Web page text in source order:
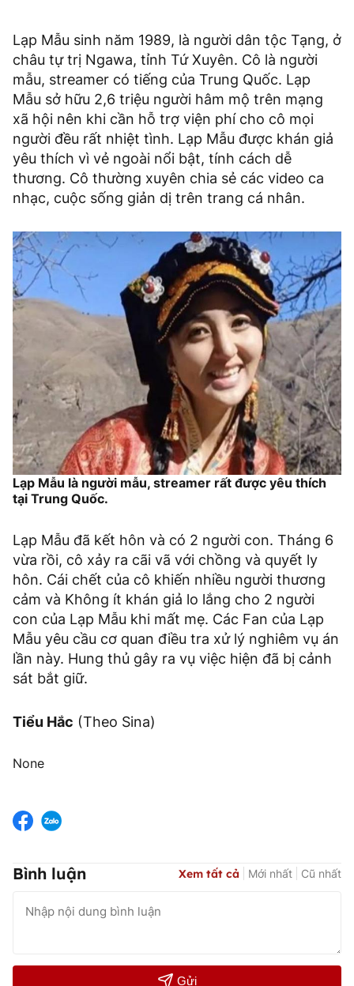
Lạp Mẫu sinh năm 1989, là người dân tộc Tạng, ở
châu tự trị Ngawa, tỉnh Tứ Xuyên. Cô là người
mẫu, streamer có tiếng của Trung Quốc. Lạp
Mẫu sở hữu 2,6 triệu người hâm mộ trên mạng
xã hội nên khi cần hỗ trợ viện phí cho cô mọi
người đều rất nhiệt tình. Lạp Mẫu được khán giả
yêu thích vì vẻ ngoài nổi bật, tính cách dễ
thương. Cô thường xuyên chia sẻ các video ca
nhạc, cuộc sống giản dị trên trang cá nhân.
Lạp Mẫu là người mẫu, streamer rất được yêu thích
tại Trung Quốc.
Lạp Mẫu đã kết hôn và có 2 người con. Tháng 6
vừa rồi, cô xảy ra cãi vã với chồng và quyết ly
hôn. Cái chết của cô khiến nhiều người thương
cảm và Không ít khán giả lo lắng cho 2 người
con của Lạp Mẫu khi mất mẹ. Các Fan của Lạp
Mẫu yêu cầu cơ quan điều tra xử lý nghiêm vụ án
lần này. Hung thủ gây ra vụ việc hiện đã bị cảnh
sát bắt giữ.
Tiểu Hắc (Theo Sina)
None
Bình luận Xem tất cả Mới nhất Cũ nhất
Gửi